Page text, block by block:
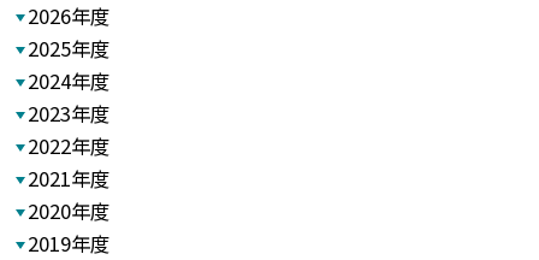
2026年度
2025年度
2024年度
2023年度
2022年度
2021年度
2020年度
2019年度